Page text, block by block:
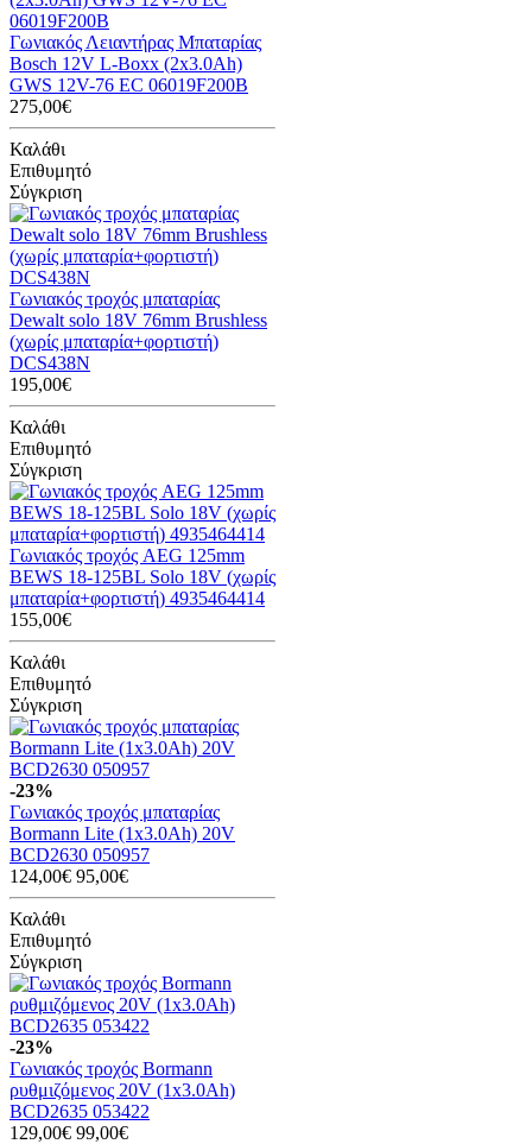
Γωνιακός Λειαντήρας Μπαταρίας
Bosch 12V L-Boxx (2x3.0Ah)
GWS 12V-76 EC 06019F200B
275,00€
Καλάθι
Επιθυμητό
Σύγκριση
Γωνιακός τροχός μπαταρίας
Dewalt solo 18V 76mm Brushless
(χωρίς μπαταρία+φορτιστή)
DCS438N
195,00€
Καλάθι
Επιθυμητό
Σύγκριση
Γωνιακός τροχός AEG 125mm
BEWS 18-125BL Solo 18V (χωρίς
μπαταρία+φορτιστή) 4935464414
155,00€
Καλάθι
Επιθυμητό
Σύγκριση
-23%
Γωνιακός τροχός μπαταρίας
Bormann Lite (1x3.0Ah) 20V
BCD2630 050957
124,00€ 95,00€
Καλάθι
Επιθυμητό
Σύγκριση
-23%
Γωνιακός τροχός Bormann
ρυθμιζόμενος 20V (1x3.0Ah)
BCD2635 053422
129,00€ 99,00€